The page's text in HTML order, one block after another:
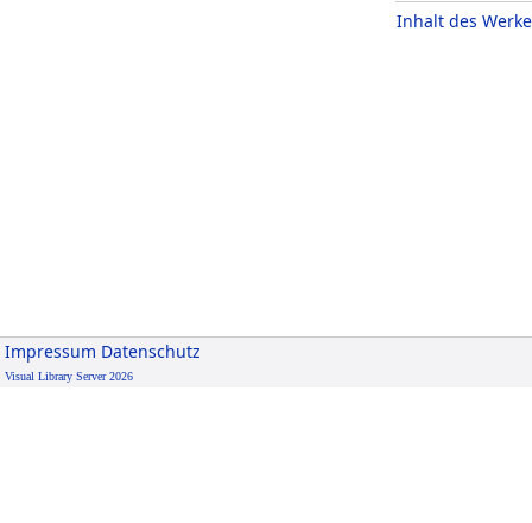
Inhalt des
Impressum Datenschutz
Visual Library Server 2026